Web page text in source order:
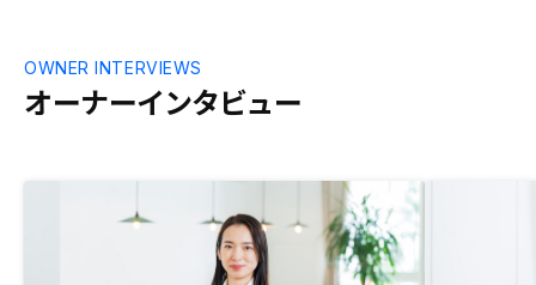
オーナーインタビュー
OWNER INTERVIEWS